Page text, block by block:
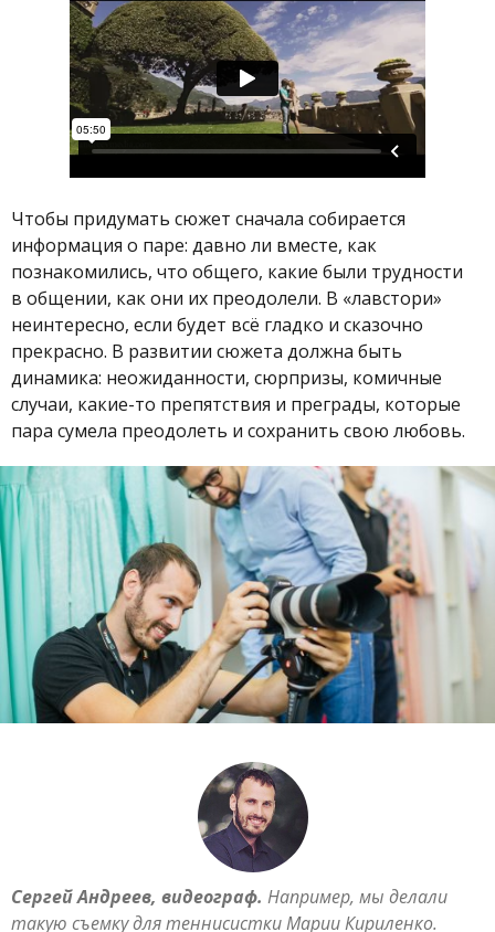
Чтобы придумать сюжет сначала собирается
информация о паре: давно ли вместе, как
познакомились, что общего, какие были трудности
в общении, как они их преодолели. В «лавстори»
неинтересно, если будет всё гладко и сказочно
прекрасно. В развитии сюжета должна быть
динамика: неожиданности, сюрпризы, комичные
случаи, какие-то препятствия и преграды, которые
пара сумела преодолеть и сохранить свою любовь.
Сергей Андреев, видеограф. Например, мы делали
такую съемку для теннисистки Марии Кириленко.